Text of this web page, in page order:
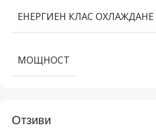
ЕНЕРГИЕН КЛАС ОХЛАЖДАНЕ
МОЩНОСТ
Отзиви